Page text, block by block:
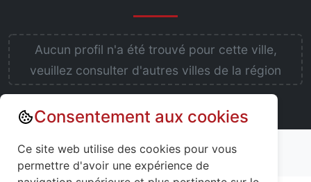
Aucun profil n'a été trouvé pour cette ville,
veuillez consulter d'autres villes de la région
Annuaire : Monte escalier
Haute-Marne (52)
Goncourt (52150)
Consentement aux cookies
Ce site web utilise des cookies pour vous
permettre d'avoir une expérience de